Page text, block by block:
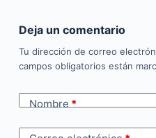
Deja un comentario
Tu dirección de correo
campos obligatorios están
Nombre*